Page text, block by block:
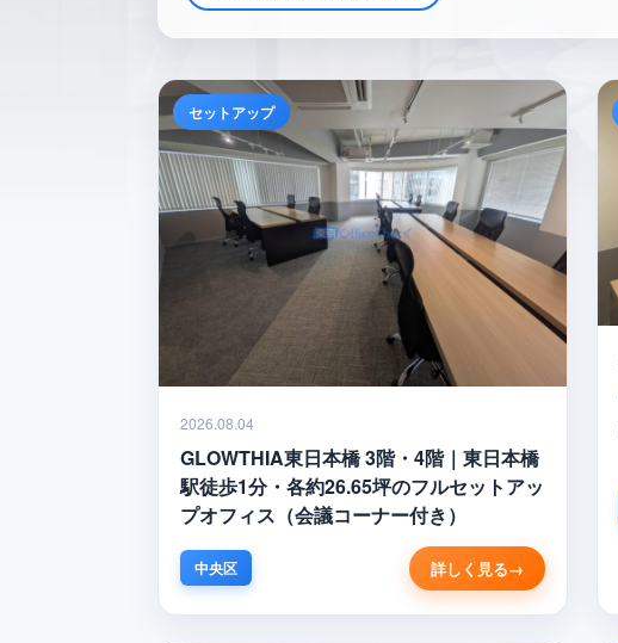
セットアップ
2026.08.04
GLOWTHIA東日本橋 3階・4階｜東日本橋
駅徒歩1分・各約26.65坪のフルセットアッ
プオフィス（会議コーナー付き）
中央区 詳しく見る